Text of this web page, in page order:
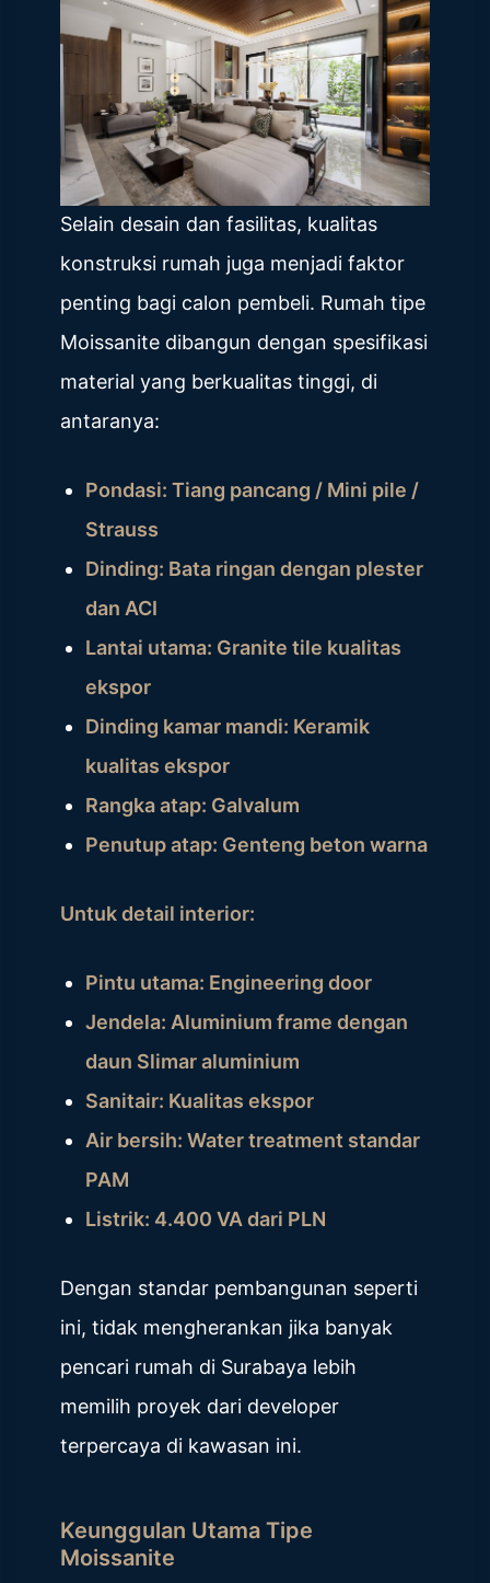
Selain desain dan fasilitas, kualitas
konstruksi rumah juga menjadi faktor
penting bagi calon pembeli. Rumah tipe
Moissanite dibangun dengan spesifikasi
material yang berkualitas tinggi, di
antaranya:
Pondasi: Tiang pancang / Mini pile /
Strauss
Dinding: Bata ringan dengan plester
dan ACI
Lantai utama: Granite tile kualitas
ekspor
Dinding kamar mandi: Keramik
kualitas ekspor
Rangka atap: Galvalum
Penutup atap: Genteng beton warna
Untuk detail interior:
Pintu utama: Engineering door
Jendela: Aluminium frame dengan
daun Slimar aluminium
Sanitair: Kualitas ekspor
Air bersih: Water treatment standar
PAM
Listrik: 4.400 VA dari PLN
Dengan standar pembangunan seperti
ini, tidak mengherankan jika banyak
pencari rumah di Surabaya lebih
memilih proyek dari developer
terpercaya di kawasan ini.
Keunggulan Utama Tipe
Moissanite